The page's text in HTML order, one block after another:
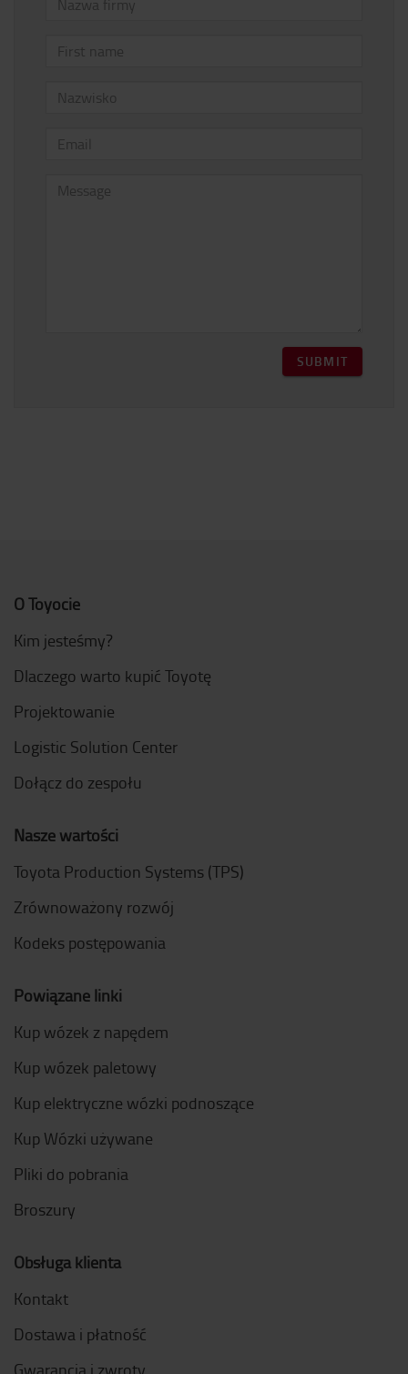
SUBMIT
O Toyocie
Kim jesteśmy?
Dlaczego warto kupić Toyotę
Projektowanie
Logistic Solution Center
Dołącz do zespołu
Nasze wartości
Toyota Production Systems (TPS)
Zrównoważony rozwój
Kodeks postępowania
Powiązane linki
Kup wózek z napędem
Kup wózek paletowy
Kup elektryczne wózki podnoszące
Kup Wózki używane
Pliki do pobrania
Broszury
Obsługa klienta
Kontakt
Dostawa i płatność
Gwarancja i zwroty